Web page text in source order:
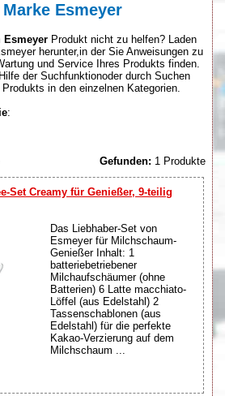
Esmeyer
Esmeyer Produkt nicht zu helfen? Laden
herunter,in der Sie Anweisungen zu
und Service Ihres Produkts finden.
der Suchfunktionoder durch Suchen
in den einzelnen Kategorien.
:
Gefunden: 1 Produkte
Set Creamy für Genießer, 9-teilig
Das Liebhaber-Set von
Esmeyer für Milchschaum-
Genießer Inhalt: 1
batteriebetriebener
Milchaufschäumer (ohne
Batterien) 6 Latte macchiato-
Löffel (aus Edelstahl) 2
Tassenschablonen (aus
Edelstahl) für die perfekte
Kakao-Verzierung auf dem
Milchschaum ...